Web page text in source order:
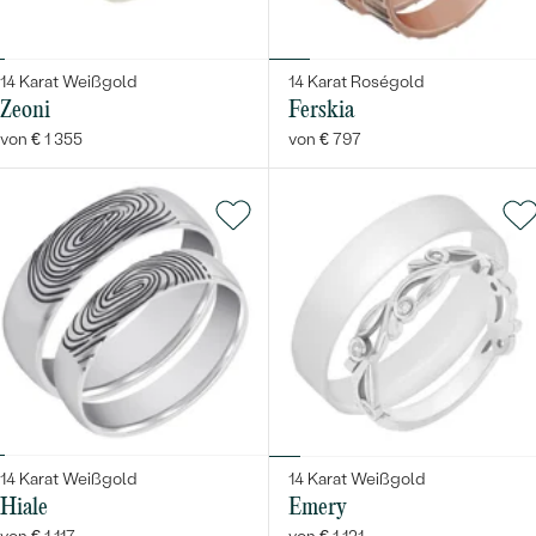
Meistverkaufte
Eheringe
NACH MATERIAL
GOLD
PLATIN
SILBER
SCHMUCK MIT LAB GROWN DIAMANTEN
PERLENSCHMUCK
NACH STYL
PERSONALISIERT
SYMBOLISCH
MINIMALISTISCH
NACH DER FARBE
LUXURIÖSE
LUXURIÖSE
14 Karat Weißgold
Zeoni
von € 1 355
14 Karat Roségold
Ferskia
von € 797
14 Karat Weißgold
Hiale
14 Karat Weißgold
Emery